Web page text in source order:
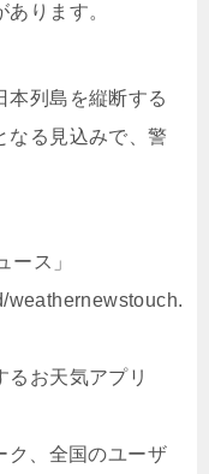
ります。
本列島を縦断する
なる見込みで、警
ス」
weathernewstouch.
るお天気アプリ
ク、全国のユーザ